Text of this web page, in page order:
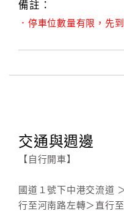
備註：
．停車位數量有限，先
交通與週邊
【自行開車】
國道１號下中港交流道
行至河南路左轉＞直行